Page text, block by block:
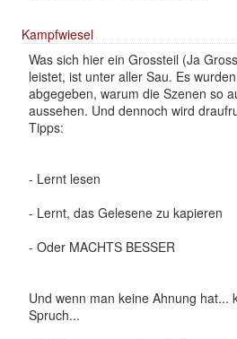
Kampfwiesel
Was sich hier ein Grossteil (Ja
leistet, ist unter aller Sau. Es
abgegeben, warum die Szenen so
aussehen. Und dennoch wird
Tipps:
- Lernt lesen
- Lernt, das Gelesene zu kapieren
- Oder MACHTS BESSER
Und wenn man keine Ahnung hat...
Spruch...